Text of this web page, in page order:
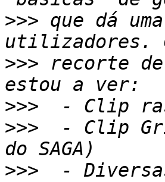
>>> que dá
>>> recorte
>>>
>>>
- Clip
>>>
-